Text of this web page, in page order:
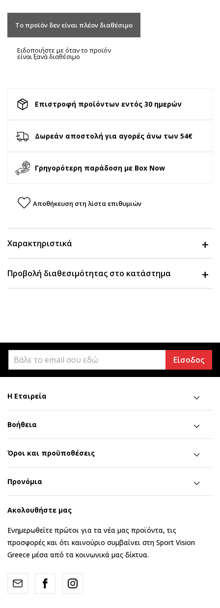
Το προϊόν δεν είναι πλέον διαθέσιμο
Ειδοποιήστε με όταν το προϊόν
είναι ξανά διαθέσιμο
Επιστροφή προϊόντων εντός 30 ημερών
Δωρεάν αποστολή για αγορές άνω των 54€
Γρηγορότερη παράδοση με Box Now
Αποθήκευση στη λίστα επιθυμιών
Χαρακτηριστικά
Προβολή διαθεσιμότητας στο κατάστημα
Είσοδος
Η Εταιρεία
Βοήθεια
Όροι και προϋποθέσεις
Προνόμια
Ακολουθήστε μας
Ενημερωθείτε πρώτοι για τα νέα μας προϊόντα, τις
προσφορές και ότι καινούριο συμβαίνει στη Sport Vision
Greece μέσα από τα κοινωνικά μας δίκτυα.